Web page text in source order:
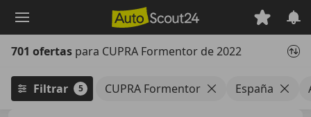
principal
701 ofertas para CUPRA Formentor de 2022
Filtrar 5 CUPRA Formentor España